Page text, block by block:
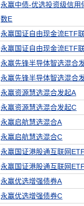
永赢中债-优选投资级信用
数E
永赢国证自由现金流ETF
永赢国证自由现金流ETF
永赢先锋半导体智选混合
永赢先锋半导体智选混合
永赢资源慧选混合发起A
永赢资源慧选混合发起C
永赢启航慧选混合A
永赢启航慧选混合C
永赢国证港股通互联网
永赢国证港股通互联网
永赢优选增强债券A
永赢优选增强债券C